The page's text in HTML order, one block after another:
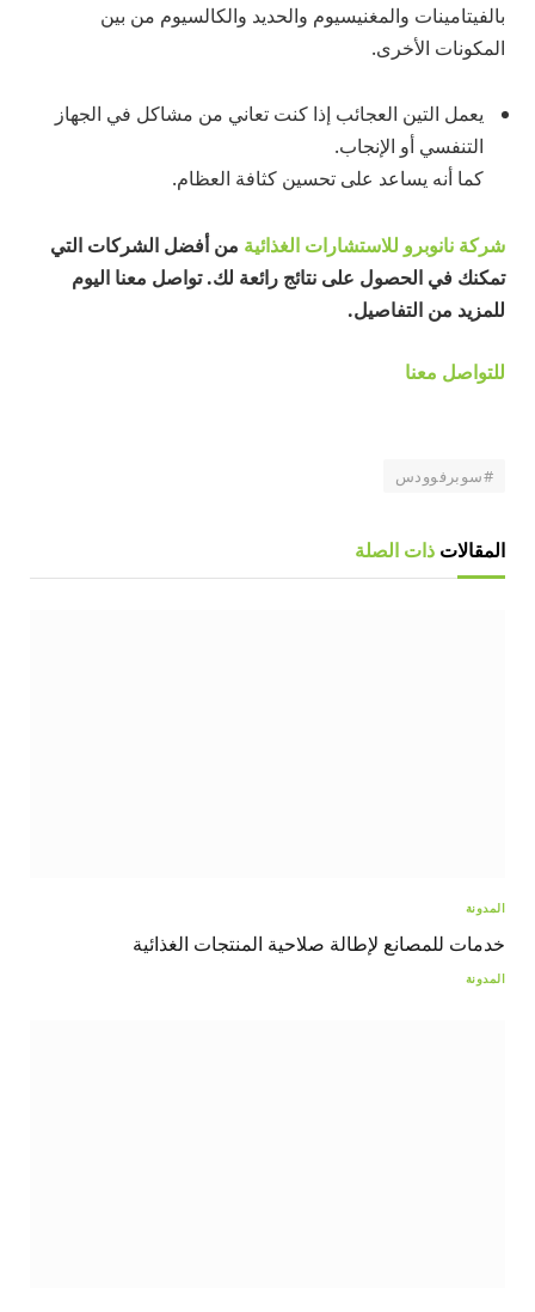
بالفيتامينات والمغنيسيوم والحديد والكالسيوم من بين
المكونات الأخرى.
يعمل التين العجائب إذا كنت تعاني من مشاكل في الجهاز
التنفسي أو الإنجاب.
كما أنه يساعد على تحسين كثافة العظام.
شركة نانوبرو للاستشارات الغذائية من أفضل الشركات التي
تمكنك في الحصول على نتائج رائعة لك. تواصل معنا اليوم
للمزيد من التفاصيل.
للتواصل معنا
#سوبرفوودس
المقالات ذات الصلة
المدونة
خدمات للمصانع لإطالة صلاحية المنتجات الغذائية
المدونة